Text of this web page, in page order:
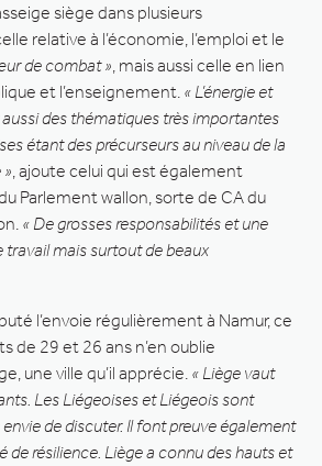
siège dans plusieurs
relative à l’économie, l’emploi et le
de combat » , mais aussi celle en lien
et l’enseignement. « L’énergie et
des thématiques très importantes
étant des précurseurs au niveau de la
, ajoute celui qui est également
Parlement wallon, sorte de CA du
« De grosses responsabilités et une
mais surtout de beaux
l’envoie régulièrement à Namur, ce
de 29 et 26 ans n’en oublie
une ville qu’il apprécie. « Liège vaut
Les Liégeoises et Liégeois sont
de discuter. Il font preuve également
de résilience. Liège a connu des hauts et